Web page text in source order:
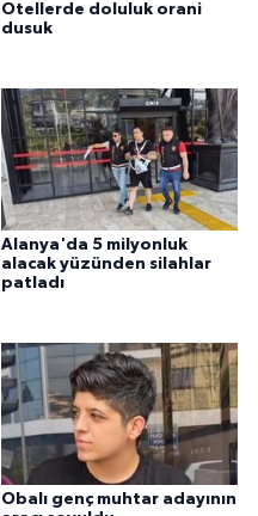
Otellerde doluluk orani
dusuk
Alanya'da 5 milyonluk
alacak yüzünden silahlar
patladı
Obalı genç muhtar adayının